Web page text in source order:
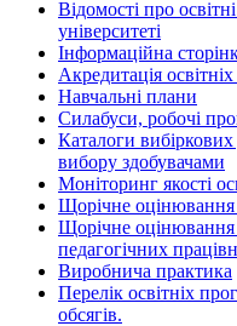
Відомості про
університеті
Інформаційна
Акредитація
Навчальні плани
Силабуси, робочі
Каталоги
вибору здобувачами
Моніторинг якості
Щорічне оцінювання
Щорічне оцінювання
педагогічних
Виробнича практика
Перелік освітніх
oбсягів.